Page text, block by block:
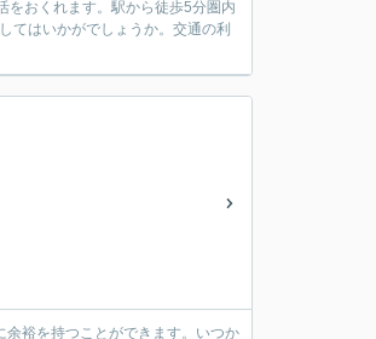
をおくれます。駅から徒歩5分圏内
てはいかがでしょうか。交通の利
裕を持つことができます。いつか